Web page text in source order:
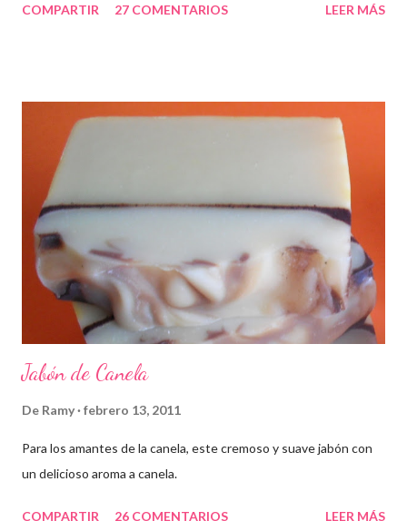
COMPARTIR 27 COMENTARIOS LEER MÁS
Jabón de Canela
De Ramy febrero 13, 2011
Para los amantes de la canela, este cremoso y suave jabón con
un delicioso aroma a canela.
COMPARTIR 26 COMENTARIOS LEER MÁS